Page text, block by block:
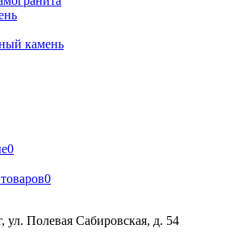
камень
0
0
ул. Полевая Сабировская, д. 54